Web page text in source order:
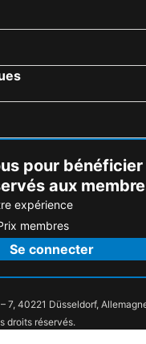
pour bénéficier
aux
expérience
membres
Se connecter
7, 40221 Düsseldorf,
droits réservés.